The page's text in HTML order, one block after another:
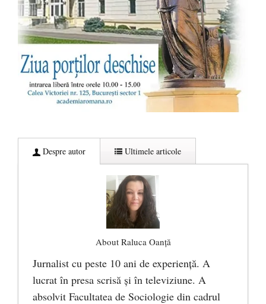
Despre autor Ultimele articole
About Raluca Oanță
Jurnalist cu peste 10 ani de experiență. A
lucrat în presa scrisă și în televiziune. A
absolvit Facultatea de Sociologie din cadrul